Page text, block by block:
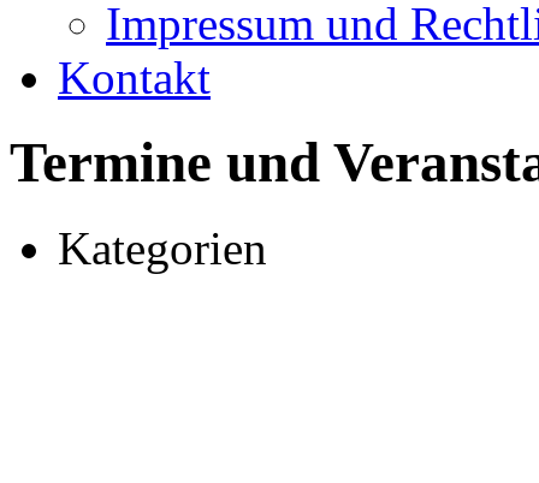
Impressum und
Kontakt
Termine und
Kategorien